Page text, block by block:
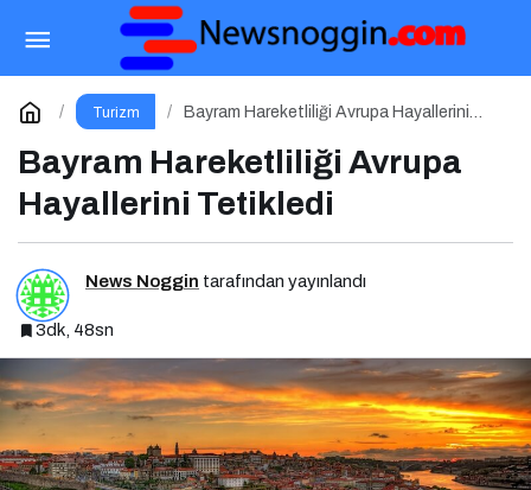
Turizm
Bayram Hareketliliği Avrupa Hayallerini
Bayram Hareketliliği Avrupa
Hayallerini Tetikledi
News Noggin tarafından yayınlandı
3dk, 48sn
Valiz Seçimi ve Hazırlık Rehberi
Yorum Yap